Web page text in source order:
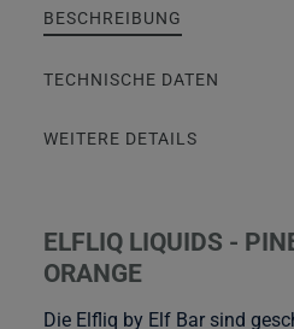
BESCHREIBUNG
TECHNISCHE DATEN
WEITERE DETAILS
ELFLIQ LIQUIDS -
ORANGE
Die Elfliq by Elf Bar sind